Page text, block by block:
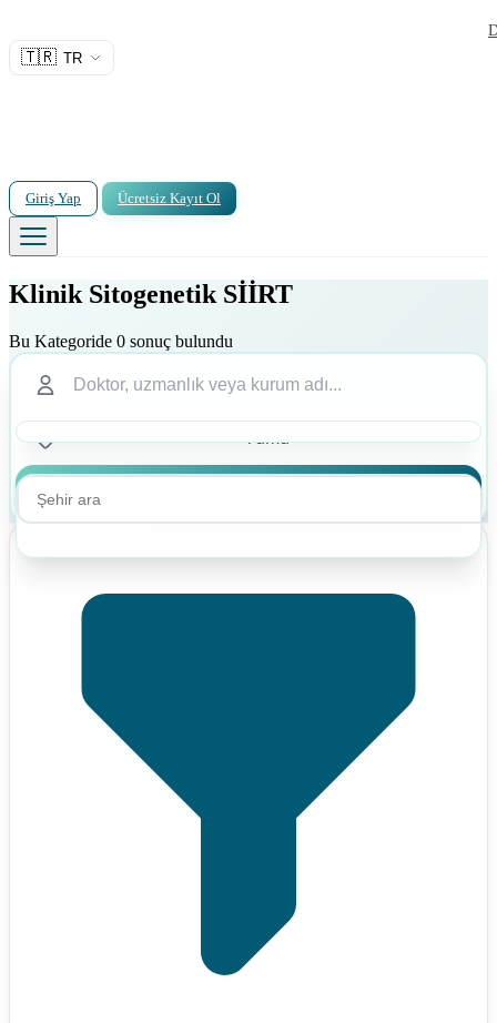
🇹🇷 TR
Giriş Yap Ücretsiz Kayıt Ol
Klinik Sitogenetik SİİRT
Bu Kategoride 0 sonuç bulundu